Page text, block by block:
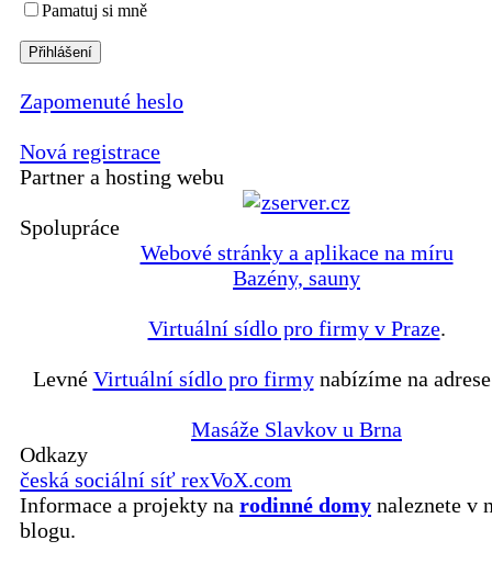
Pamatuj si mně
Zapomenuté heslo
Nová registrace
Partner a hosting webu
Spolupráce
Webové stránky a aplikace na míru
Bazény, sauny
Virtuální sídlo pro firmy v Praze.
Levné Virtuální sídlo pro firmynabízíme na
Masáže Slavkov u Brna
Odkazy
česká sociální síť rexVoX.com
Informace a projekty na rodinné domy naleznete v
blogu.